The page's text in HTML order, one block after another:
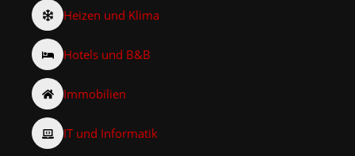
Heizen und Klima
Hotels und B&B
Immobilien
IT und Informatik